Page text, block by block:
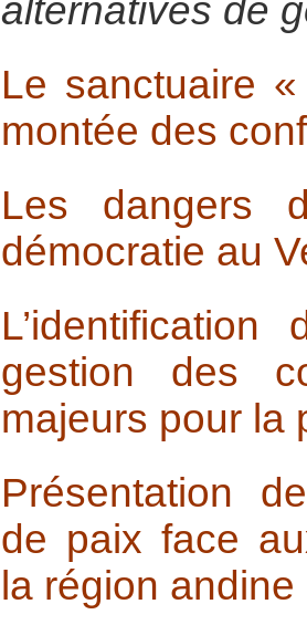
alternatives de
Le sanctuaire
montée des
Les dangers
démocratie au
gestion des
majeurs pour la
Présentation
de paix face
la région